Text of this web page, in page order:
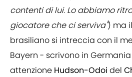
contenti di lui. Lo abbiamo
giocatore che ci serviva") ma
brasiliano si intreccia con il
Bayern - scrivono in
attenzione Hudson-Odoi del